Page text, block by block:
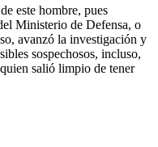
este hombre, pues
Ministerio de Defensa, o
avanzó la investigación y
sospechosos, incluso,
salió limpio de tener